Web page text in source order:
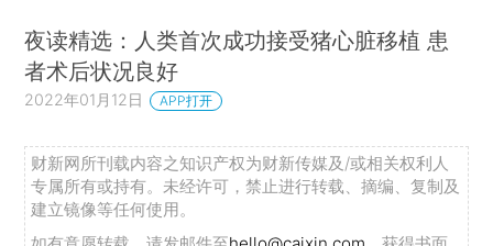
夜读精选：人类首次成功接受猪心脏移植 患
者术后状况良好
2022年01月12日 APP打开
财新网所刊载内容之知识产权为财新传媒及/或相关权利人
专属所有或持有。未经许可，禁止进行转载、摘编、复制及
建立镜像等任何使用。